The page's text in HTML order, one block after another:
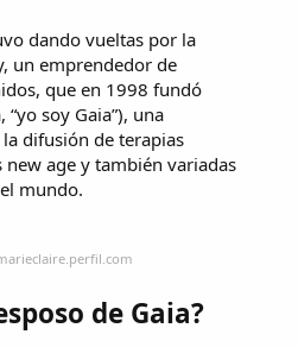
dando vueltas por la
un emprendedor de
que en 1998 fundó
soy Gaia”), una
difusión de terapias
age y también variadas
mundo.
de Gaia?